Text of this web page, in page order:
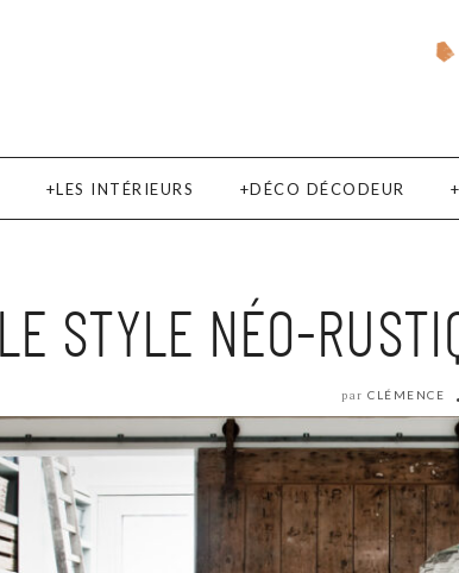
LES INTÉRIEURS DÉCO DÉCODEUR
LE STYLE NÉO-
par CLÉMENCE